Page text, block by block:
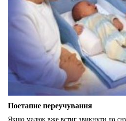
Поетапне переучування
Якщо малюк вже встиг звикнути до сну